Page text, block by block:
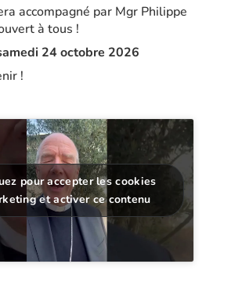
accompagné par Mgr Philippe
à tous !
24 octobre 2026
!
pour accepter les cookies
et activer ce contenu